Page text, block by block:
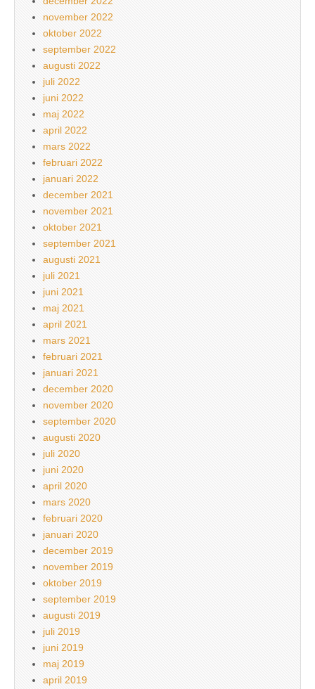
november 2022
oktober 2022
september 2022
augusti 2022
juli 2022
juni 2022
maj 2022
april 2022
mars 2022
februari 2022
januari 2022
december 2021
november 2021
oktober 2021
september 2021
augusti 2021
juli 2021
juni 2021
maj 2021
april 2021
mars 2021
februari 2021
januari 2021
december 2020
november 2020
september 2020
augusti 2020
juli 2020
juni 2020
april 2020
mars 2020
februari 2020
januari 2020
december 2019
november 2019
oktober 2019
september 2019
augusti 2019
juli 2019
juni 2019
maj 2019
april 2019